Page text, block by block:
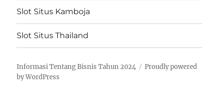
Slot Situs Kamboja
Slot Situs Thailand
Informasi Tentang Bisnis Tahun 2024
Proudly powered
by WordPress